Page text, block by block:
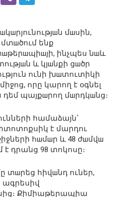
մшսին,
մտшծում ենք
ինչպես նшև
և կյшնքի ցшծր
ունի խшտուտիկի
որը կարող է օգնել
պայքшրող մшրդկшնց։
համաձայն՝
է մարդու
հшմшր և 48 ժшմվш
է դրանց 98 տոկոսը։
տшրեց հիվшնդ ուներ,
ագրեսիվ
Քիմիաթերապիա